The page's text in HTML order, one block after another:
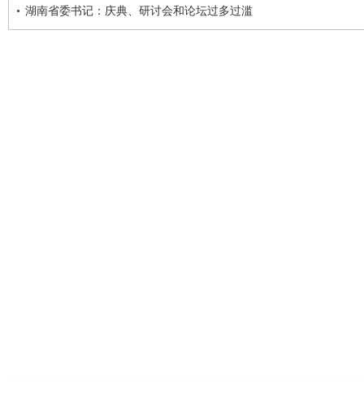
湖南省委书记：庆典、研讨会和论坛过多过滥